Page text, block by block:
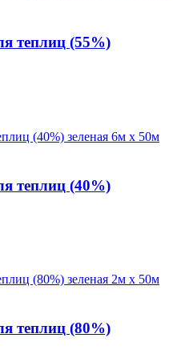
теплиц (55%)
теплиц (40%)
теплиц (80%)